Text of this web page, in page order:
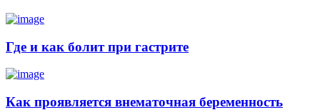
Где и как болит при гастрите
Как проявляется внематочная беременность